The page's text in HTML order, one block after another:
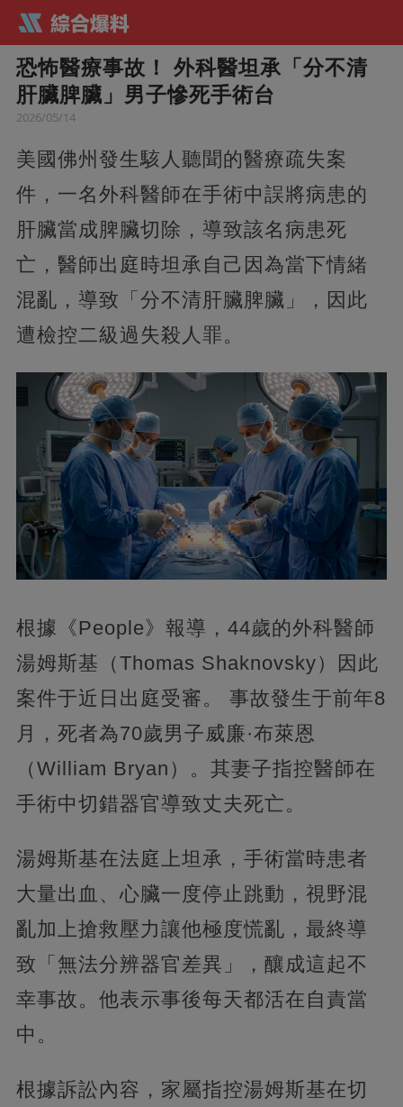
恐怖醫療事故！ 外科醫坦承「分不清
肝臟脾臟」男子慘死手術台
2026/05/14
美國佛州發生駭人聽聞的醫療疏失案
件，一名外科醫師在手術中誤將病患的
肝臟當成脾臟切除，導致該名病患死
亡，醫師出庭時坦承自己因為當下情緒
混亂，導致「分不清肝臟脾臟」，因此
遭檢控二級過失殺人罪。
根據《People》報導，44歲的外科醫師
湯姆斯基（Thomas Shaknovsky）因此
案件于近日出庭受審。 事故發生于前年8
月，死者為70歲男子威廉·布萊恩
（William Bryan）。其妻子指控醫師在
手術中切錯器官導致丈夫死亡。
湯姆斯基在法庭上坦承，手術當時患者
大量出血、心臟一度停止跳動，視野混
亂加上搶救壓力讓他極度慌亂，最終導
致「無法分辨器官差異」，釀成這起不
幸事故。他表示事後每天都活在自責當
中。
根據訴訟內容，家屬指控湯姆斯基在切